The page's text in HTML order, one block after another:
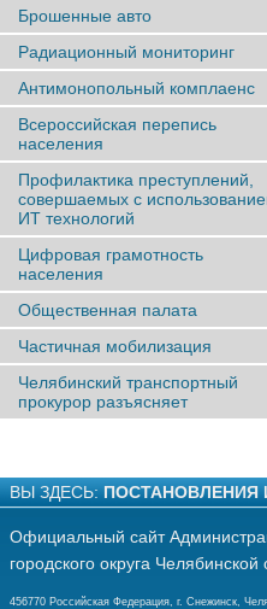
Брошенные авто
Радиационный мониторинг
Антимонопольный комплаенс
Всероссийская перепись
населения
Профилактика преступлений,
совершаемых с
ИТ технологий
Цифровая грамотность
населения
Общественная палата
Частичная мобилизация
Челябинский транспортный
прокурор разъясняет
ВЫ ЗДЕСЬ: ПОСТАНОВЛЕНИЯ
Официальный сайт
городского округа Челябинской
456770 Российская Федерация, г. Снежинск,